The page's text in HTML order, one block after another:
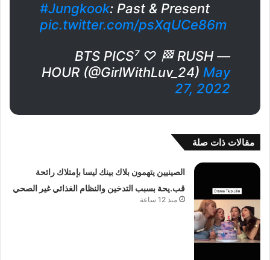
#Jungkook: Past & Present
pic.twitter.com/psXqUCe86m
— BTS PICS⁷ ♡ 🏁 RUSH
HOUR (@GirlWithLuv_24) May
27, 2022
مقالات ذات صلة
الصينيين يتهمون بلاك بينك ليسا بإمتلاك رائحة
قب.يحة بسبب التدخين والنظام الغذائي غير الصحي
منذ 12 ساعة